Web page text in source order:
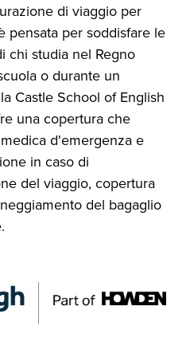
di viaggio per
pensata per soddisfare le
chi studia nel Regno
o durante un
Castle School of English
una copertura che
d'emergenza e
in caso di
del viaggio, copertura
del bagaglio